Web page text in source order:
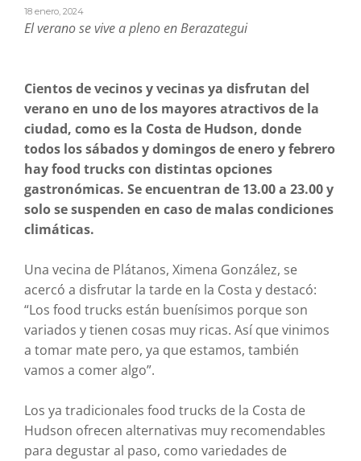
18 enero, 2024
El verano se vive a pleno en Berazategui
Cientos de vecinos y vecinas ya disfrutan del
verano en uno de los mayores atractivos de la
ciudad, como es la Costa de Hudson, donde
todos los sábados y domingos de enero y febrero
hay food trucks con distintas opciones
gastronómicas. Se encuentran de 13.00 a 23.00 y
solo se suspenden en caso de malas condiciones
climáticas.
Una vecina de Plátanos, Ximena González, se
acercó a disfrutar la tarde en la Costa y destacó:
“Los food trucks están buenísimos porque son
variados y tienen cosas muy ricas. Así que vinimos
a tomar mate pero, ya que estamos, también
vamos a comer algo”.
Los ya tradicionales food trucks de la Costa de
Hudson ofrecen alternativas muy recomendables
para degustar al paso, como variedades de